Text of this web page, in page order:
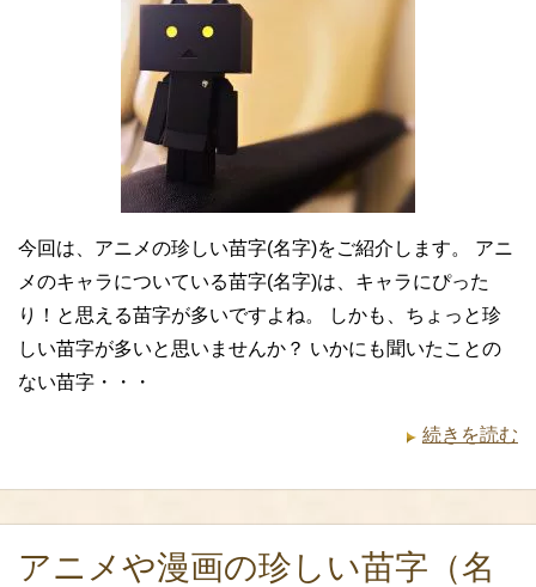
今回は、アニメの珍しい苗字(名字)をご紹介します。 アニ
メのキャラについている苗字(名字)は、キャラにぴった
り！と思える苗字が多いですよね。 しかも、ちょっと珍
しい苗字が多いと思いませんか？ いかにも聞いたことの
ない苗字・・・
続きを読む
アニメや漫画の珍しい苗字（名